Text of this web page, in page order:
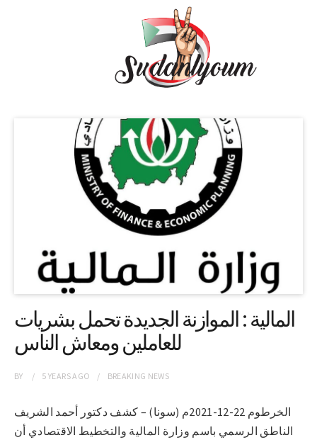
المالية : الموازنة الجديدة تحمل بشريات
للعاملين ومعاش الناس
BY 5 YEARSAGO BREAKING NEWS
الخرطوم 22-12-2021م (سونا) – كشف دكتور أحمد الشريف
الناطق الرسمي باسم وزارة المالية والتخطيط الاقتصادي أن